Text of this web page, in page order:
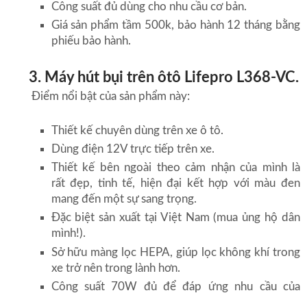
Công suất đủ dùng cho nhu cầu cơ bản.
Giá sản phẩm tầm 500k, bảo hành 12 tháng bằng
phiếu bảo hành.
3. Máy hút bụi trên ôtô Lifepro L368-VC.
Điểm nổi bật của sản phẩm này:
Thiết kế chuyên dùng trên xe ô tô.
Dùng điện 12V trực tiếp trên xe.
Thiết kế bên ngoài theo cảm nhận của mình là
rất đẹp, tinh tế, hiện đại kết hợp với màu đen
mang đến một sự sang trọng.
Đặc biệt sản xuất tại Việt Nam (mua ủng hộ dân
mình!).
Sở hữu màng lọc HEPA, giúp lọc không khí trong
xe trở nên trong lành hơn.
Công suất 70W đủ để đáp ứng nhu cầu của